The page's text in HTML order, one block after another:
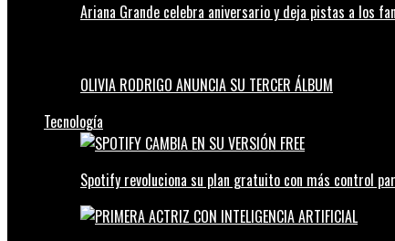
Ariana Grande celebra aniversario y deja pistas a los
OLIVIA RODRIGO ANUNCIA SU TERCER ÁLBUM
Tecnología
Spotify revoluciona su plan gratuito con más control